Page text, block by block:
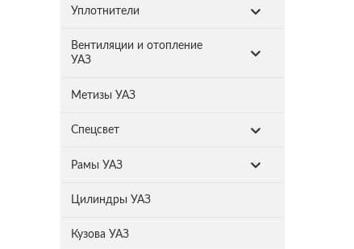
Уплотнители
Вентиляции и отопление
УАЗ
Метизы УАЗ
Спецсвет
Рамы УАЗ
Цилиндры УАЗ
Кузова УАЗ